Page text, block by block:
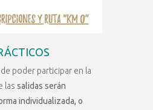
poder participar en la
las salidas serán
individualizada, o